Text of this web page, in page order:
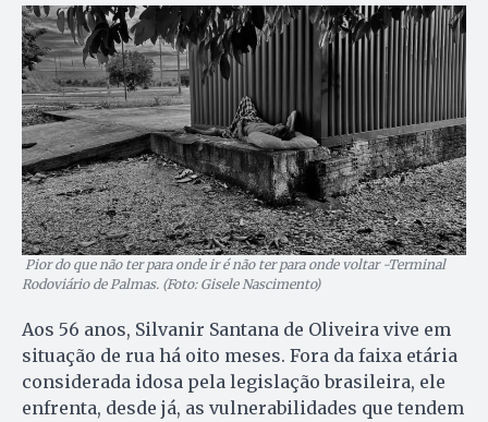
Pior do que não ter para onde ir é não ter para onde voltar -Terminal
Rodoviário de Palmas. (Foto: Gisele Nascimento)
Aos 56 anos, Silvanir Santana de Oliveira vive em
situação de rua há oito meses. Fora da faixa etária
considerada idosa pela legislação brasileira, ele
enfrenta, desde já, as vulnerabilidades que tendem